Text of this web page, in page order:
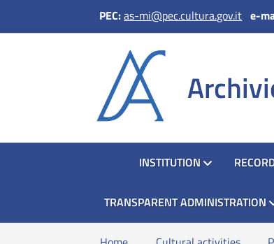
PEC:as-mi@pec.cultura.gov.it e-
HOMEINSTITUTION
TRANSPARENT ADMINISTRATION